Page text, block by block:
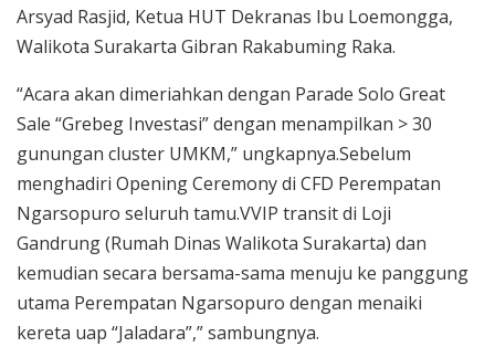
Arsyad Rasjid, Ketua HUT Dekranas Ibu Loemongga,
Walikota Surakarta Gibran Rakabuming Raka.
“Acara akan dimeriahkan dengan Parade Solo Great
Sale “Grebeg Investasi” dengan menampilkan > 30
gunungan cluster UMKM,” ungkapnya.Sebelum
menghadiri Opening Ceremony di CFD Perempatan
Ngarsopuro seluruh tamu.VVIP transit di Loji
Gandrung (Rumah Dinas Walikota Surakarta) dan
kemudian secara bersama-sama menuju ke panggung
utama Perempatan Ngarsopuro dengan menaiki
kereta uap “Jaladara”,” sambungnya.